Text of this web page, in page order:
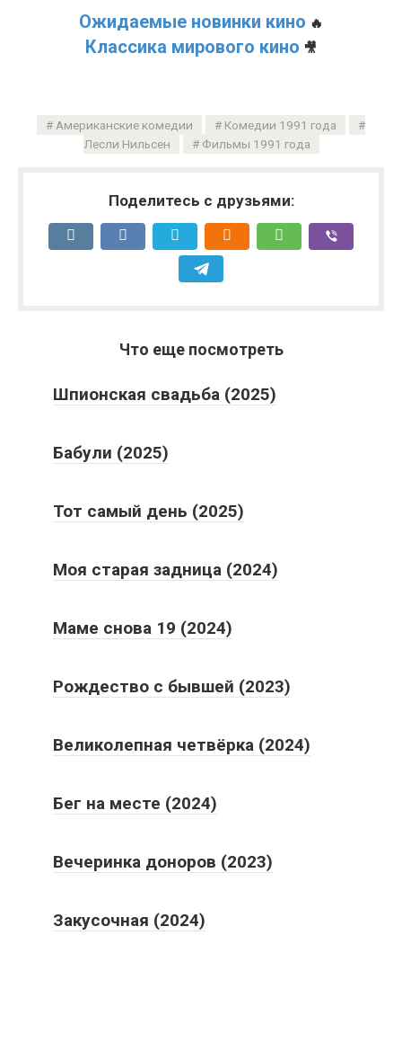
Ожидаемые новинки кино 🔥
Классика мирового кино 🎥
Американские комедии
Комедии 1991 года
Лесли Нильсен
Фильмы 1991 года
Поделитесь с друзьями:
Что еще посмотреть
Шпионская свадьба (2025)
Бабули (2025)
Тот самый день (2025)
Моя старая задница (2024)
Маме снова 19 (2024)
Рождество с бывшей (2023)
Великолепная четвёрка (2024)
Бег на месте (2024)
Вечеринка доноров (2023)
Закусочная (2024)